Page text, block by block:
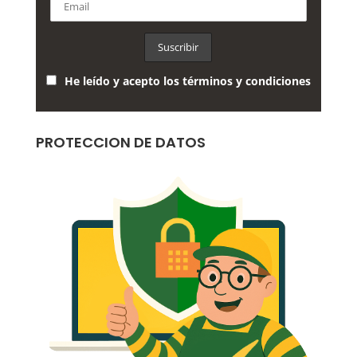
He leído y acepto los términos y condiciones
PROTECCION DE DATOS